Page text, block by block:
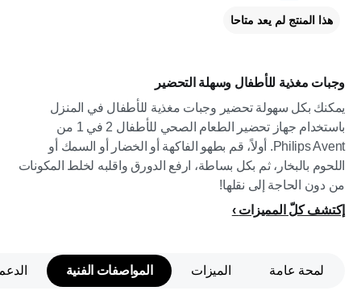
وجبات مغذية للأطفال وسهلة التحضير
يمكنك بكل سهولة تحضير وجبات مغذية للأطفال في المنزل
باستخدام جهاز تحضير الطعام الصحي للأطفال 2 في 1 من
Philips Avent. أولاً، قم بطهو الفاكهة أو الخضار أو السمك أو
اللحوم بالبخار، ثم بكل بساطة، ارفع الدورق واقلبه لخلط المكونات
من دون الحاجة إلى نقلها!
إكتشف كلّ المميزات
هذا المنتج لم يعد متاحا
لمحة عامة الميزات المواصفات الفنية